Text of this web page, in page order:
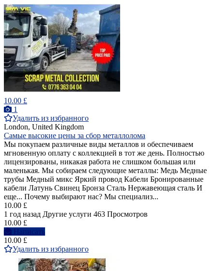
10.00 £
1
Удалить из избранного
London, United Kingdom
Самые высокие цены за сбор металлолома
Мы покупаем различные виды металлов и обеспечиваем
мгновенную оплату с коллекцией в тот же день. Полностью
лицензированы, никакая работа не слишком большая или
маленькая. Мы собираем следующие металлы: Медь Медные
трубы Медный микс Яркий провод Кабели Бронированные
кабели Латунь Свинец Бронза Сталь Нержавеющая сталь И
еще... Почему выбирают нас? Мы специализ...
10.00 £
1 год назад Другие услуги 463 Просмотров
10.00 £
Написать
10.00 £
Удалить из избранного